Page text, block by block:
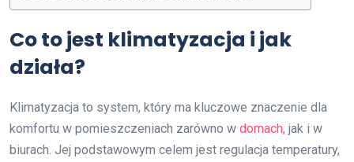
Co to jest klimatyzacja i jak
działa?
Klimatyzacja to system, który ma kluczowe znaczenie dla
komfortu w pomieszczeniach zarówno w domach, jak i w
biurach. Jej podstawowym celem jest regulacja temperatury,